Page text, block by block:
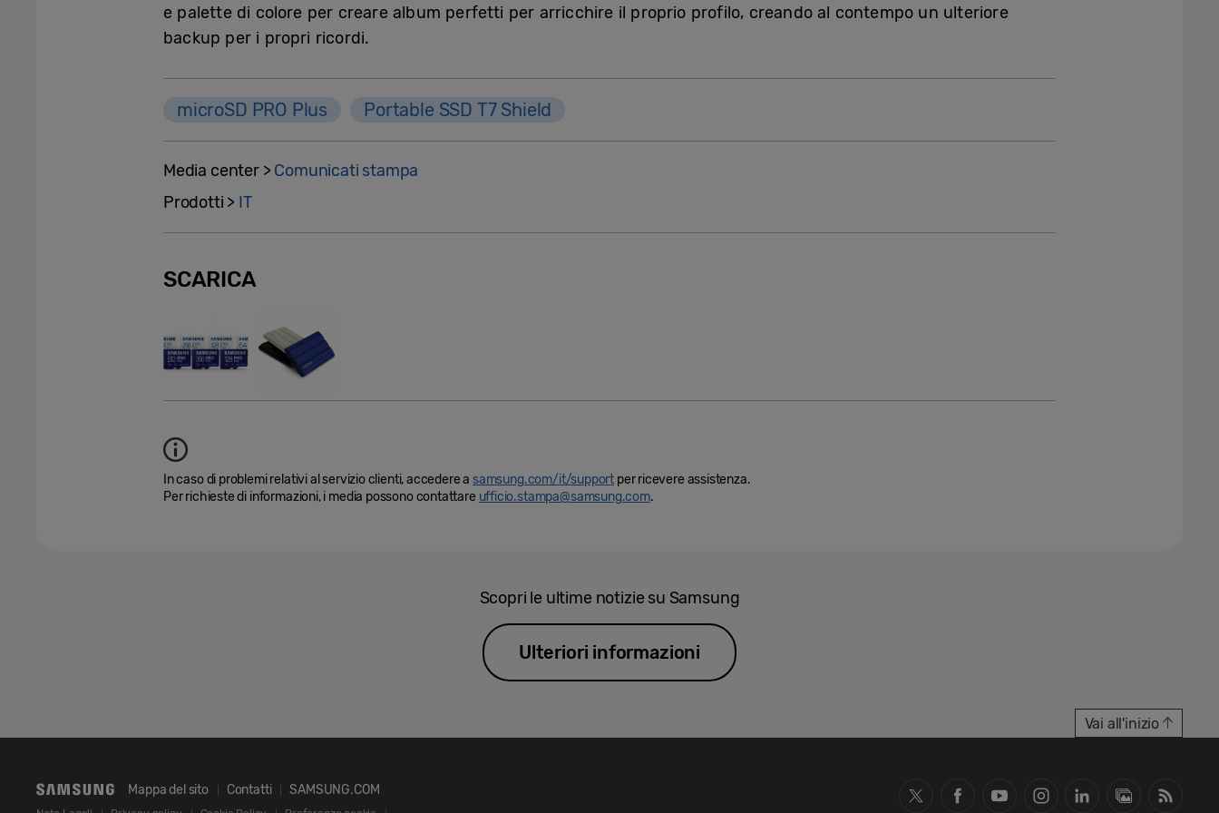
e palette di colore per creare album perfetti per arricchire il proprio profilo, creando al contempo un ulteriore
backup per i propri ricordi.
microSD PRO Plus Portable SSD T7 Shield
Media center > Comunicati stampa
Prodotti > IT
SCARICA
In caso di problemi relativi al servizio clienti, accedere asamsung.com/it/support per ricevere assistenza.
Per richieste di informazioni, i media possono contattare ufficio.stampa@samsung.com.
Scopri le ultime notizie su Samsung
Ulteriori informazioni
Mappa del sito Contatti SAMSUNG.COM
Vai all'inizio